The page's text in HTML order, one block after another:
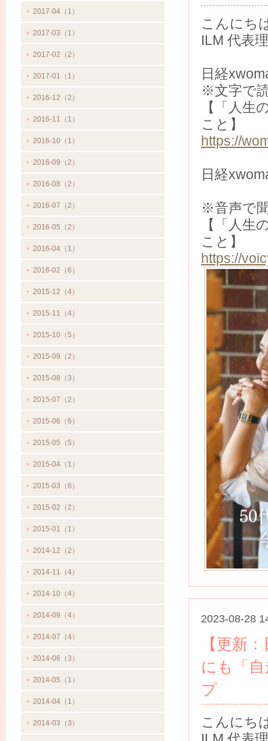
こんにち
ILM 代表
日経
※文字で
【「人生
こと】
https://
日経
※音声で
【「人生
こと】
https://
2023-08-28
【更新
にも「
プ
こんにち
2017-04（1）
2017-03（1）
2017-02（2）
2017-01（1）
2016-12（2）
2016-11（1）
2016-10（1）
2016-09（2）
2016-08（2）
2016-07（2）
2016-05（2）
2016-04（1）
2016-02（6）
2015-12（4）
2015-11（4）
2015-10（5）
2015-09（2）
2015-08（3）
2015-07（2）
2015-06（6）
2015-05（5）
2015-04（1）
2015-03（6）
2015-02（2）
2015-01（1）
2014-12（2）
2014-11（4）
2014-10（4）
2014-09（4）
2014-07（4）
2014-06（3）
2014-05（1）
2014-04（1）
2014-03（3）